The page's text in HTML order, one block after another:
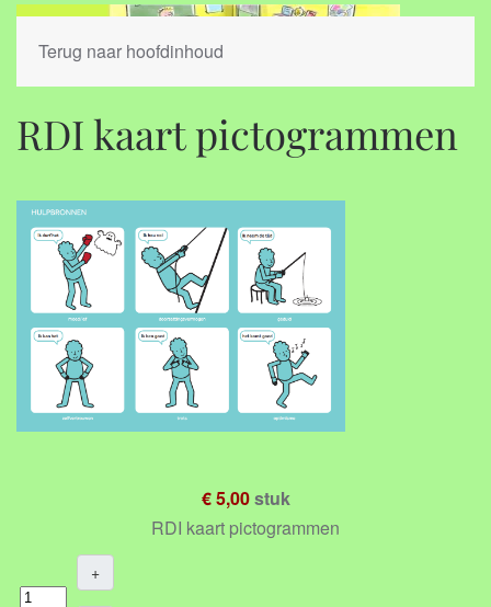
Terug naar hoofdinhoud
RDI kaart pictogrammen
€ 5,00stuk
RDI kaart pictogrammen
+